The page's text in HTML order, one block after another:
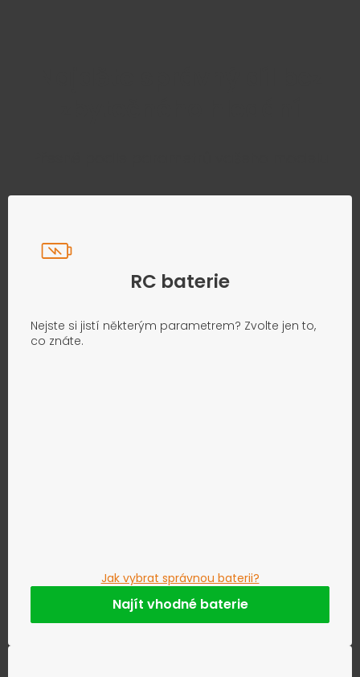
RC baterie
Nejste si jistí některým parametrem? Zvolte jen to,
co znáte.
Jak vybrat správnou baterii?
Najít vhodné baterie